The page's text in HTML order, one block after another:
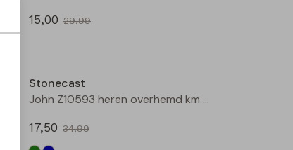
15,00 29,99
Stonecast
John Z10593 heren overhemd km Marine
17,50 34,99